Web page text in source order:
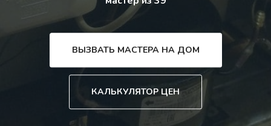
ВЫЗВАТЬ МАСТЕРА НА ДОМ
КАЛЬКУЛЯТОР ЦЕН